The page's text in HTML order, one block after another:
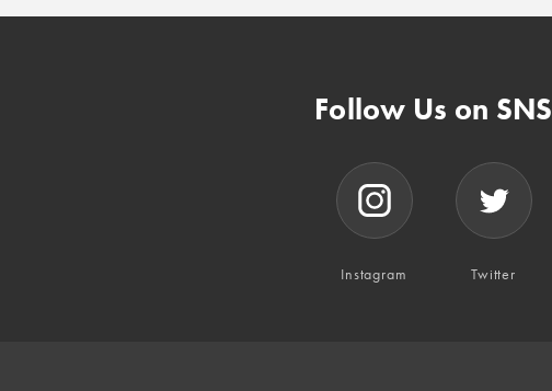
Follow Us on SNS
Instagram Twitter